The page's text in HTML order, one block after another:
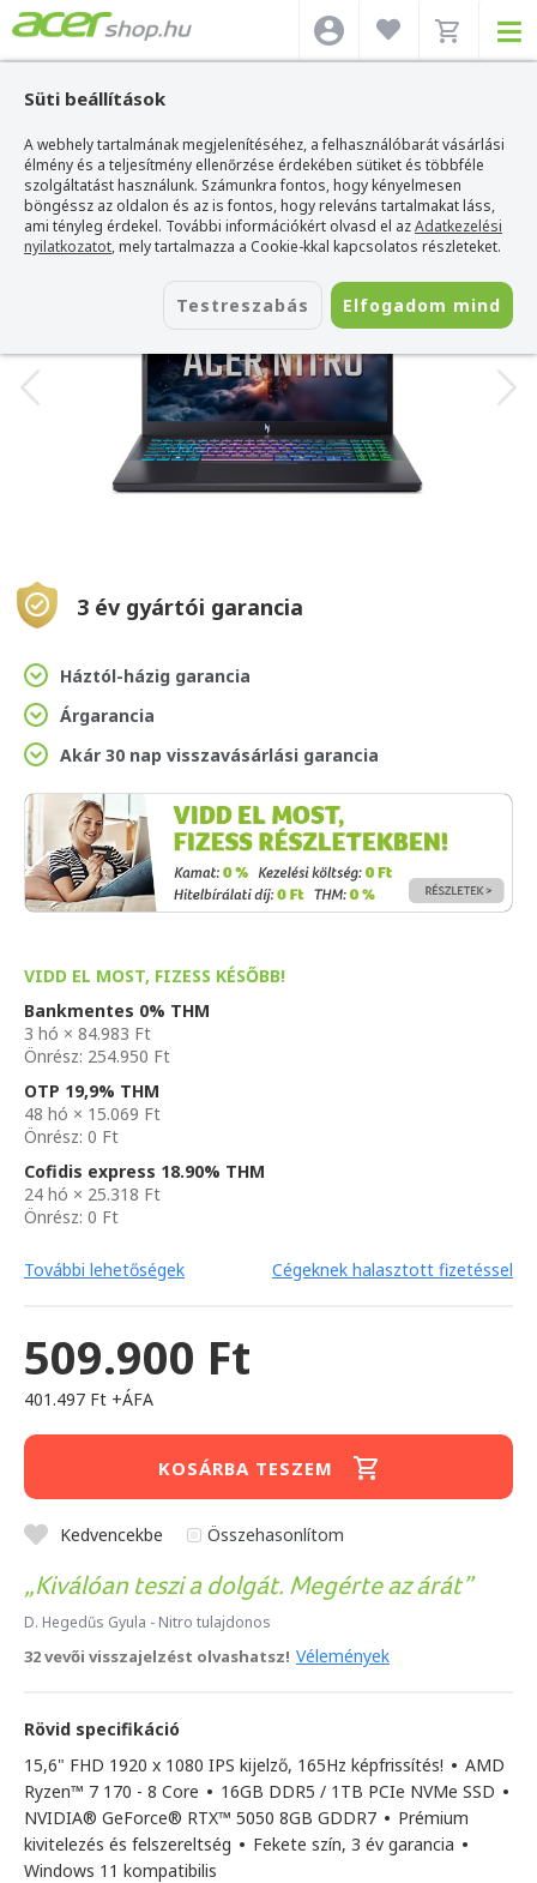
Süti beállítások
A webhely tartalmának megjelenítéséhez, a felhasználóbarát vásárlási
élmény és a teljesítmény ellenőrzése érdekében sütiket és többféle
szolgáltatást használunk. Számunkra fontos, hogy kényelmesen
böngéssz az oldalon és az is fontos, hogy releváns tartalmakat láss,
ami tényleg érdekel. További információkért olvasd el azAdatkezelési
nyilatkozatot, mely tartalmazza a Cookie-kkal kapcsolatos részleteket.
Testreszabás Elfogadom mind
Acer webshop>Acer laptop>Nitro>Acer Nitro V 15 - ANV15-A31-R8F6
Acer Nitro V 15 - ANV15-A31-R8F6
Azonosító: NH.U3QEU.009
3 év gyártói garancia
Háztól-házig garancia
Árgarancia
Akár 30 nap visszavásárlási garancia
VIDD EL MOST, FIZESS KÉSŐBB!
Bankmentes 0% THM
3 hó × 84.983 Ft
Önrész: 254.950 Ft
OTP 19,9% THM
48 hó × 15.069 Ft
Önrész: 0 Ft
Cofidis express 18.90% THM
24 hó × 25.318 Ft
Önrész: 0 Ft
További lehetőségek Cégeknek halasztott fizetéssel
509.900 Ft
401.497 Ft +ÁFA
KOSÁRBA TESZEM
Kedvencekbe Összehasonlítom
Kiválóan teszi a dolgát. Megérte az árát
D. Hegedűs Gyula - Nitro tulajdonos
32 vevői visszajelzést olvashatsz! Vélemények
Rövid specifikáció
15,6" FHD 1920 x 1080 IPS kijelző, 165Hz képfrissítés! • AMD
Ryzen™ 7 170 - 8 Core • 16GB DDR5 / 1TB PCIe NVMe SSD •
NVIDIA® GeForce® RTX™ 5050 8GB GDDR7 • Prémium
kivitelezés és felszereltség • Fekete szín, 3 év garancia •
Windows 11 kompatibilis